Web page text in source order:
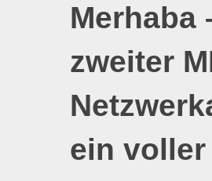
Merhaba
zweiter
ein voller